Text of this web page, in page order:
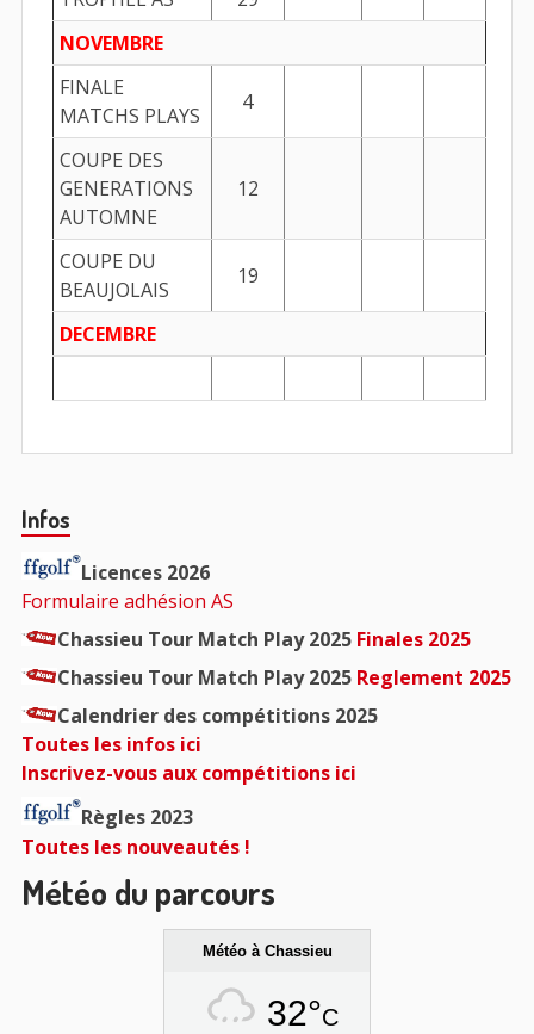
NOVEMBRE
FINALE
MATCHS PLAYS
4
COUPE DES
GENERATIONS
AUTOMNE
12
COUPE DU
BEAUJOLAIS
19
DECEMBRE
Barre
principale
Infos
Licences 2026
Formulaire adhésion AS
Chassieu Tour Match Play 2025 Finales 2025
Chassieu Tour Match Play 2025 Reglement 2025
Calendrier des compétitions 2025
Toutes les infos ici
Inscrivez-vous aux compétitions ici
Règles 2023
Toutes les nouveautés !
Météo du parcours
Météo à Chassieu
32°C